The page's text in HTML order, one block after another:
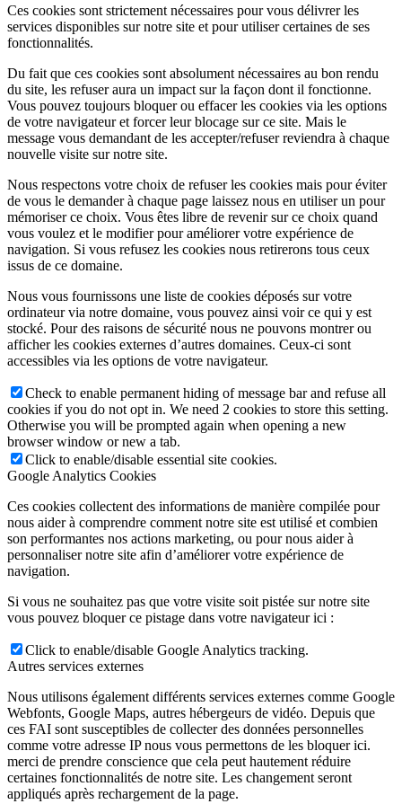
Ces cookies sont strictement nécessaires pour vous délivrer les
services disponibles sur notre site et pour utiliser certaines de ses
fonctionnalités.
Du fait que ces cookies sont absolument nécessaires au bon rendu
du site, les refuser aura un impact sur la façon dont il fonctionne.
Vous pouvez toujours bloquer ou effacer les cookies via les options
de votre navigateur et forcer leur blocage sur ce site. Mais le
message vous demandant de les accepter/refuser reviendra à chaque
nouvelle visite sur notre site.
Nous respectons votre choix de refuser les cookies mais pour éviter
de vous le demander à chaque page laissez nous en utiliser un pour
mémoriser ce choix. Vous êtes libre de revenir sur ce choix quand
vous voulez et le modifier pour améliorer votre expérience de
navigation. Si vous refusez les cookies nous retirerons tous ceux
issus de ce domaine.
Nous vous fournissons une liste de cookies déposés sur votre
ordinateur via notre domaine, vous pouvez ainsi voir ce qui y est
stocké. Pour des raisons de sécurité nous ne pouvons montrer ou
afficher les cookies externes d’autres domaines. Ceux-ci sont
accessibles via les options de votre navigateur.
Check to enable permanent hiding of message bar and refuse all
cookies if you do not opt in. We need 2 cookies to store this setting.
Otherwise you will be prompted again when opening a new
browser window or new a tab.
Click to enable/disable essential site cookies.
Google Analytics Cookies
Ces cookies collectent des informations de manière compilée pour
nous aider à comprendre comment notre site est utilisé et combien
son performantes nos actions marketing, ou pour nous aider à
personnaliser notre site afin d’améliorer votre expérience de
navigation.
Si vous ne souhaitez pas que votre visite soit pistée sur notre site
vous pouvez bloquer ce pistage dans votre navigateur ici :
Click to enable/disable Google Analytics tracking.
Autres services externes
Nous utilisons également différents services externes comme Google
Webfonts, Google Maps, autres hébergeurs de vidéo. Depuis que
ces FAI sont susceptibles de collecter des données personnelles
comme votre adresse IP nous vous permettons de les bloquer ici.
merci de prendre conscience que cela peut hautement réduire
certaines fonctionnalités de notre site. Les changement seront
appliqués après rechargement de la page.